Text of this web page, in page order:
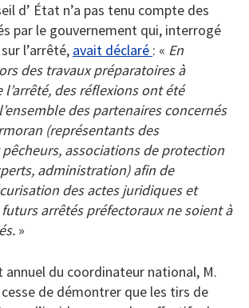
d’ État n’a pas tenu compte des
par le gouvernement qui, interrogé
l’arrêté, avait déclaré : « En
des travaux préparatoires à
l’arrêté, des réflexions ont été
des partenaires concernés
(représentants des
associations de protection
administration) afin de
des actes juridiques et
futurs arrêtés préfectoraux ne soient à
»
annuel du coordinateur national, M.
de démontrer que les tirs de